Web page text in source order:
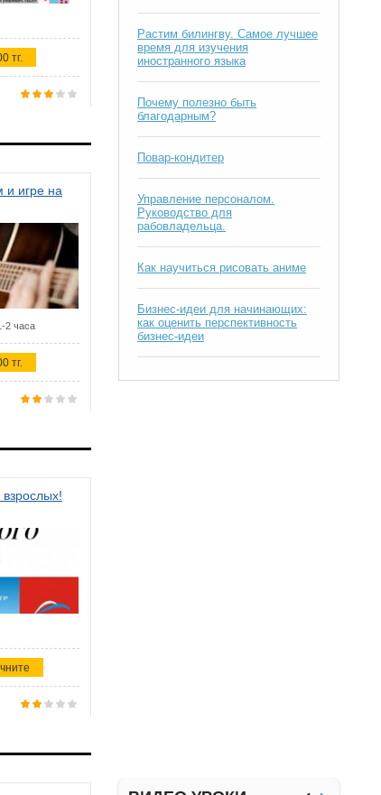
тг.
и игре на
2 часа
тг.
взрослых!
Растим билингву. Самое лучшее
время для изучения
иностранного языка
Почему полезно быть
благодарным?
Повар-кондитер
Управление персоналом.
Руководство для
рабовладельца.
Как научиться рисовать аниме
Бизнес-идеи для начинающих:
как оценить перспективность
бизнес-идеи